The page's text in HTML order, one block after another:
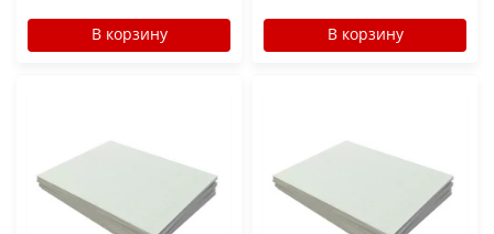
В корзину В корзину